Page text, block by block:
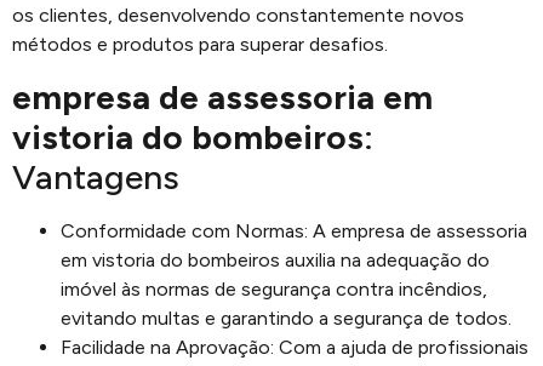
os clientes, desenvolvendo constantemente novos
métodos e produtos para superar desafios.
empresa de assessoria em
vistoria do bombeiros:
Vantagens
Conformidade com Normas: A empresa de assessoria
em vistoria do bombeiros auxilia na adequação do
imóvel às normas de segurança contra incêndios,
evitando multas e garantindo a segurança de todos.
Facilidade na Aprovação: Com a ajuda de profissionais